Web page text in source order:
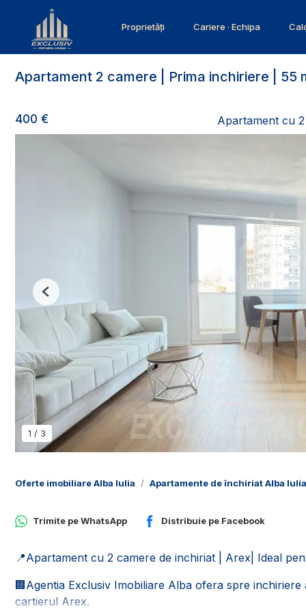
Proprietăți Cariere · Echipa
Apartament 2 camere | Prima inchiriere | 55
400 € Apartament cu
1 / 3
Previous
Oferte imobiliare Alba Iulia Apartamente de închiriat Alba Iulia
Trimite peWhatsApp Distribuie pe Facebook
📍Apartament cu 2 camere de inchiriat | Arex| Ideal
🏢Agentia Exclusiv Imobiliare Alba ofera spre
cartierul Arex.